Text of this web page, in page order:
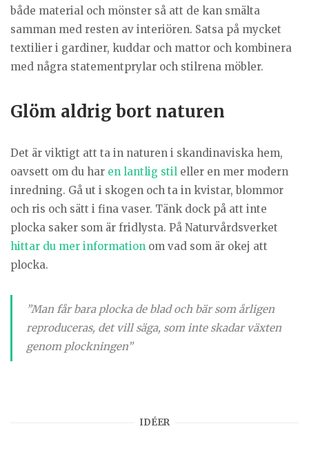
både material och mönster så att de kan smälta
samman med resten av interiören. Satsa på mycket
textilier i gardiner, kuddar och mattor och kombinera
med några statementprylar och stilrena möbler.
Glöm aldrig bort naturen
Det är viktigt att ta in naturen i skandinaviska hem,
oavsett om du har en lantlig stil eller en mer modern
inredning. Gå ut i skogen och ta in kvistar, blommor
och ris och sätt i fina vaser. Tänk dock på att inte
plocka saker som är fridlysta. På Naturvårdsverket
hittar du mer information om vad som är okej att
plocka.
”Man får bara plocka de blad och bär som årligen
reproduceras, det vill säga, som inte skadar växten
genom plockningen”
IDÉER